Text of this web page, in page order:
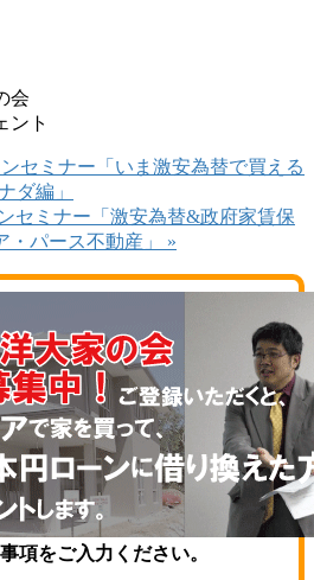
会
ント
セミナー「いま激安為替で買える
ダ編」
セミナー「激安為替&政府家賃保
・パース不動産」 »
項をご入力ください。